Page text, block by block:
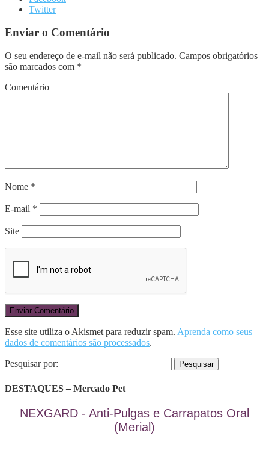
Twitter
Enviar o Comentário
O seu endereço de e-mail não será publicado. Campos obrigatórios
são marcados com *
Comentário
Nome *
E-mail *
Site
Esse site utiliza o Akismet para reduzir spam. Aprenda como seus
dados de comentários são processados.
Pesquisar por:
DESTAQUES – Mercado Pet
NEXGARD - Anti-Pulgas e Carrapatos Oral
(Merial)